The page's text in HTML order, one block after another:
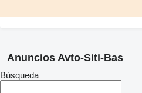
Anuncios Avto-Siti-Bas
Búsqueda